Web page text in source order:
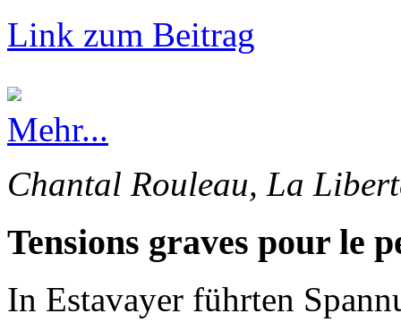
Link zum Beitrag
Mehr...
Chantal Rouleau, La
Tensions graves pour le
In Estavayer führten